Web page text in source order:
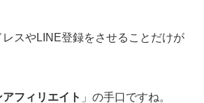
スやLINE登録をさせることだけが
フィリエイト 」の手口ですね。